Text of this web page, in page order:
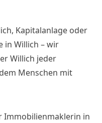
Kapitalanlage oder
in Willich – wir
Willich jeder
Menschen mit
Immobilienmaklerin in